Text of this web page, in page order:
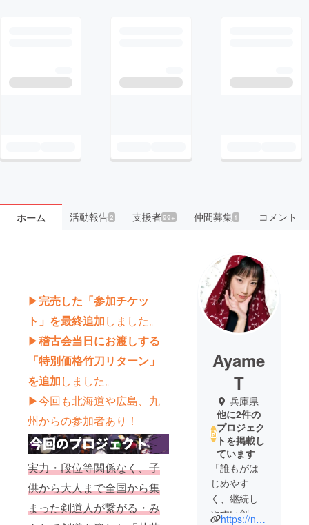
ホーム 活動報告2 支援者99+ 仲間募集 1 コメント
▶完売した「参加チケッ
ト」を最終追加しました。
▶︎稽古会当日にお渡しする
「特別価格竹刀リターン」
を追加しました。
▶︎今回も北海道や広島、九
州からの参加者あり！
実力・段位等関係なく、子
供から大人まで全国から集
まった剣道人が繋がる・み
Ayame
T
兵庫県
他に2件の
プロジェク
トを掲載し
ています
「誰もがは
じめやす
く、継続し
やすい剣 https://note.com/ayame_sword128